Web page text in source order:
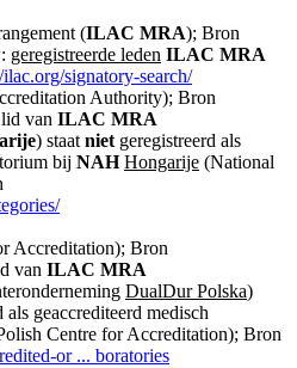
(ILAC MRA); Bron
geregistreerde leden ILAC MRA
signatory-search/
Authority); Bron
van ILAC MRA
) staat niet geregistreerd als
bij NAH Hongarije (National
Accreditation); Bron
van ILAC MRA
DualDur Polska)
als geaccrediteerd medisch
Centre for Accreditation); Bron
or ... boratories